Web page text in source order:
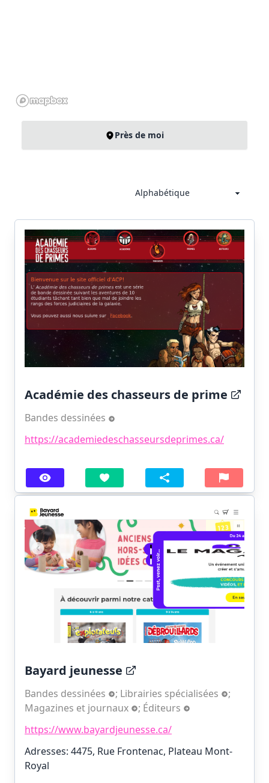
Près de moi
Académie des chasseurs de prime
Bandes dessinées
https://academiedeschasseursdeprimes.ca/
Bayard jeunesse
Bandes dessinées ; Librairies spécialisées
;
Magazines et journaux
; Éditeurs
https://www.bayardjeunesse.ca/
Adresses: 4475, Rue Frontenac, Plateau Mont-
Royal